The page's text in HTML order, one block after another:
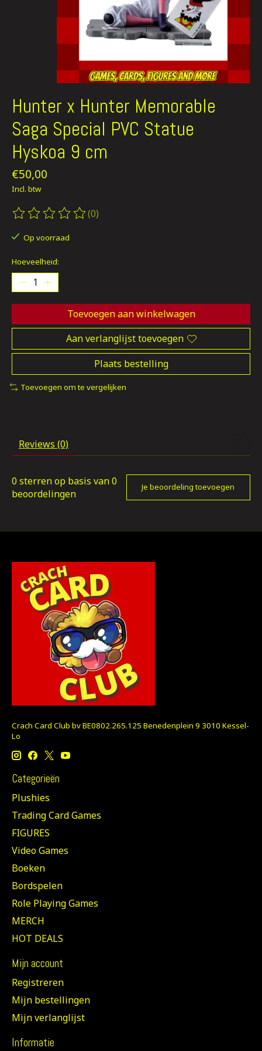
Hunter x Hunter Memorable
Saga Special PVC Statue
Hyskoa 9 cm
€50,00
Incl. btw
De beoordeling van dit product is
(0)
Op voorraad
Hoeveelheid:
Toevoegen aan winkelwagen
Aan verlanglijst toevoegen
Plaats bestelling
Toevoegen om te vergelijken
Reviews (0)
0 sterren op basis van0
beoordelingen
Je beoordeling toevoegen
Crach Card Club bv BE0802.265.125 Benedenplein 9 3010 Kessel-
Lo
Categorieën
Plushies
Trading Card Games
FIGURES
Video Games
Boeken
Bordspelen
Role Playing Games
MERCH
HOT DEALS
Mijn account
Registreren
Mijn bestellingen
Mijn verlanglijst
Informatie